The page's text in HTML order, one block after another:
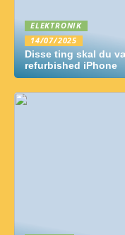
ELEKTRONIK
14/07/2025
Disse ting skal du
refurbished iPhone